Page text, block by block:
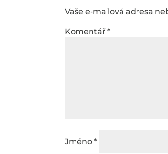
Vaše e-mailová adresa
Komentář*
Jméno*